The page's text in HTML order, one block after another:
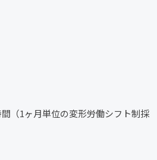
（1ヶ月単位の変形労働シフト制採